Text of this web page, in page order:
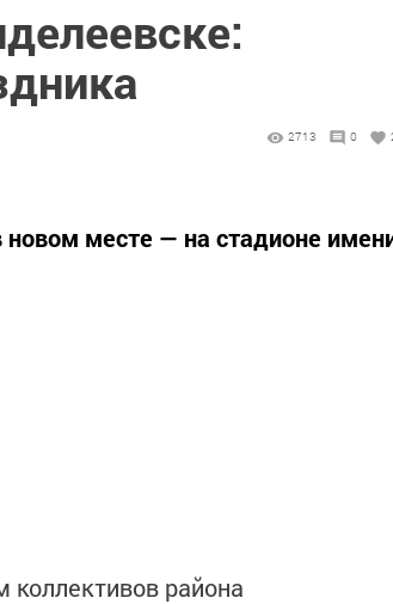
2713 0
новом месте — на стадионе
коллективов района